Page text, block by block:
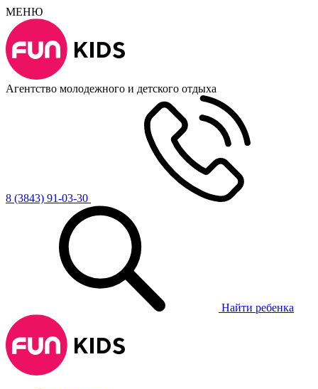
МЕНЮ
Агентство молодежного и детского отдыха
8 (3843) 91-03-30
Найти ребенка